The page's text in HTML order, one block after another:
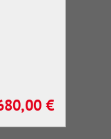
Preis:
€